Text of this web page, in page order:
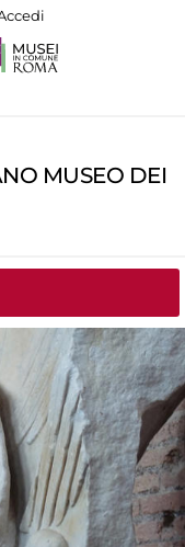
MUSEO DEI